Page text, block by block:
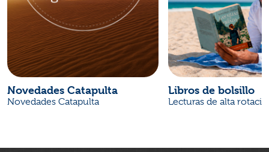
Novedades Catapulta
Novedades Catapulta
Libros de bolsillo
Lecturas de alta